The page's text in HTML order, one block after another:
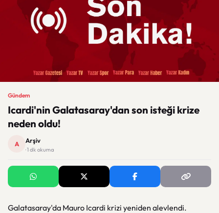
Gündem
Icardi'nin Galatasaray'dan son isteği krize
neden oldu!
A Arşiv
· 1 dk okuma
Galatasaray'da Mauro Icardi krizi yeniden alevlendi.